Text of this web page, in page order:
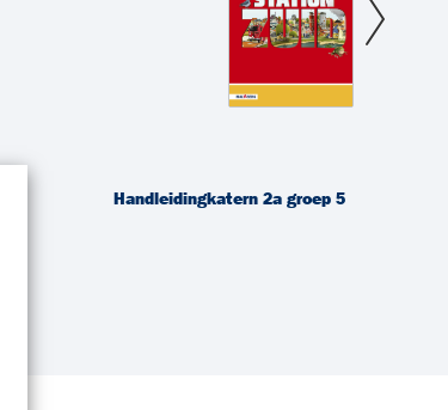
Handleidingkatern 2a groep 5